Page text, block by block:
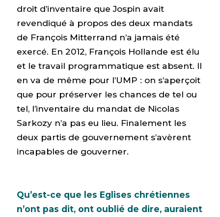
droit d’inventaire que Jospin avait
revendiqué à propos des deux mandats
de François Mitterrand n’a jamais été
exercé. En 2012, François Hollande est élu
et le travail programmatique est absent. Il
en va de même pour l’UMP : on s’aperçoit
que pour préserver les chances de tel ou
tel, l’inventaire du mandat de Nicolas
Sarkozy n’a pas eu lieu. Finalement les
deux partis de gouvernement s’avèrent
incapables de gouverner.
Qu’est-ce que les Eglises chrétiennes
n’ont pas dit, ont oublié de dire, auraient